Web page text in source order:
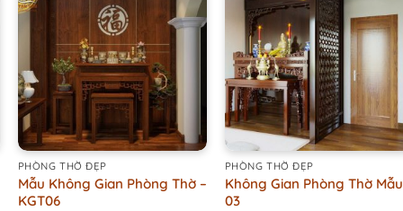
+
PHÒNG THỜ ĐẸP
Mẫu Không Gian Phòng Thờ –
KGT06
+
PHÒNG THỜ ĐẸP
Không Gian Phòng Thờ Mẫu
03